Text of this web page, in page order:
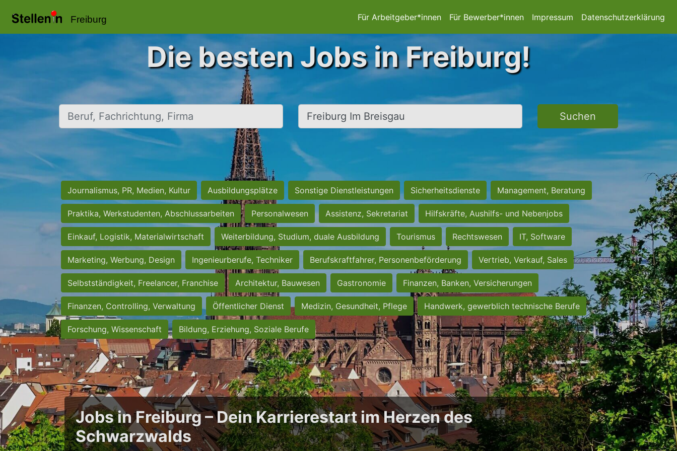
Freiburg Für Arbeitgeber*innen Für Bewerber*innen Impressum Datenschutzerklärung
Die besten Jobs in Freiburg!
Beruf, Fachrichtung, Firma Ort, Stadt Suchen
Journalismus, PR, Medien, Kultur Ausbildungsplätze Sonstige Dienstleistungen Sicherheitsdienste Management, Beratung
Praktika, Werkstudenten, Abschlussarbeiten Personalwesen Assistenz, Sekretariat Hilfskräfte, Aushilfs- und Nebenjobs
Einkauf, Logistik, Materialwirtschaft Weiterbildung, Studium, duale Ausbildung Tourismus Rechtswesen IT, Software
Marketing, Werbung, Design Ingenieurberufe, Techniker Berufskraftfahrer, Personenbeförderung Vertrieb, Verkauf, Sales
Selbstständigkeit, Freelancer, Franchise Architektur, Bauwesen Gastronomie Finanzen, Banken, Versicherungen
Finanzen, Controlling, Verwaltung Öffentlicher Dienst Medizin, Gesundheit, Pflege Handwerk, gewerblich technische Berufe
Forschung, Wissenschaft Bildung, Erziehung, Soziale Berufe
Jobs in Freiburg – Dein Karrierestart im Herzen des
Schwarzwalds